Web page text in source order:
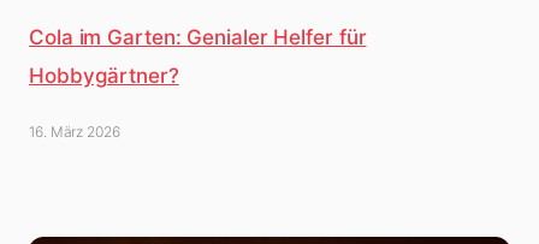
Cola im Garten: Genialer Helfer für
Hobbygärtner?
16. März 2026